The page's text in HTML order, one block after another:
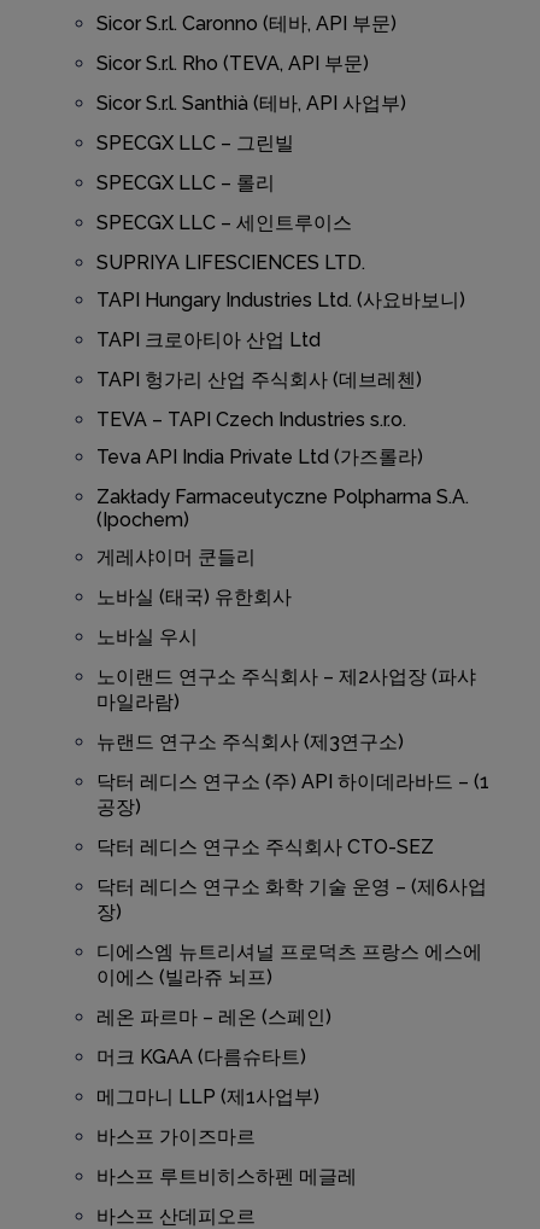
Sicor S.r.l. Caronno (테바, API 부문)
Sicor S.r.l. Rho (TEVA, API 부문)
Sicor S.r.l. Santhià (테바, API 사업부)
SPECGX LLC – 그린빌
SPECGX LLC – 롤리
SPECGX LLC – 세인트루이스
SUPRIYA LIFESCIENCES LTD.
TAPI Hungary Industries Ltd. (사요바보니)
TAPI 크로아티아 산업 Ltd
TAPI 헝가리 산업 주식회사 (데브레첸)
TEVA – TAPI Czech Industries s.r.o.
Teva API India Private Ltd (가즈롤라)
Zakłady Farmaceutyczne Polpharma S.A.
(Ipochem)
게레샤이머 쿤들리
노바실 (태국) 유한회사
노바실 우시
노이랜드 연구소 주식회사 – 제2사업장 (파샤
마일라람)
뉴랜드 연구소 주식회사 (제3연구소)
닥터 레디스 연구소 (주) API 하이데라바드 – (1
공장)
닥터 레디스 연구소 주식회사 CTO-SEZ
닥터 레디스 연구소 화학 기술 운영 – (제6사업
장)
디에스엠 뉴트리셔널 프로덕츠 프랑스 에스에
이에스 (빌라쥬 뇌프)
레온 파르마 – 레온 (스페인)
머크 KGAA (다름슈타트)
메그마니 LLP (제1사업부)
바스프 가이즈마르
바스프 루트비히스하펜 메글레
바스프 산데피오르